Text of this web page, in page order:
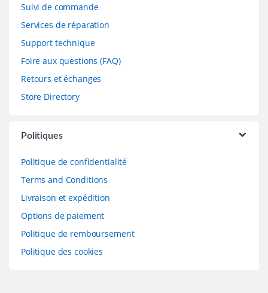
Suivi de commande
Services de réparation
Support technique
Foire aux questions (FAQ)
Retours et échanges
Store Directory
Politiques
Politique de confidentialité
Terms and Conditions
Livraison et expédition
Options de paiement
Politique de remboursement
Politique des cookies